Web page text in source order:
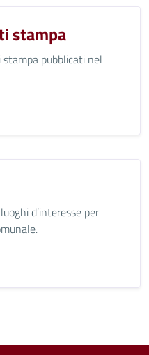
stampa
pubblicati nel
d’interesse per